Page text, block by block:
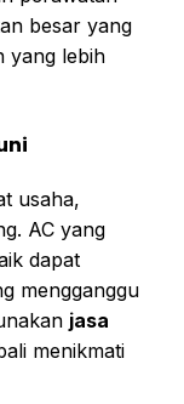
besar yang
yang lebih
usaha,
AC yang
dapat
mengganggu
jasa
menikmati